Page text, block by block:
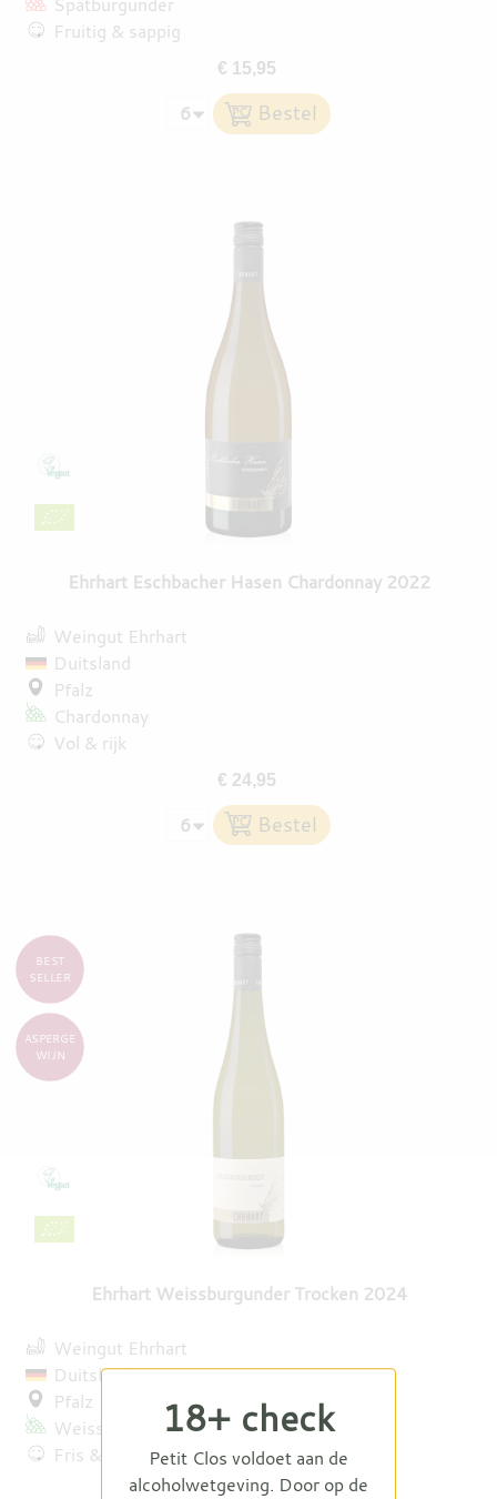
Fruitig & sappig
€ 15,95
Ehrhart Eschbacher Hasen Chardonnay 2022
Weingut Ehrhart
Duitsland
Pfalz
Chardonnay
Vol & rijk
€ 24,95
Ehrhart Weissburgunder Trocken 2024
BEST
SELLER
ASPERGE
WIJN
Weingut Ehrhart
Duitsland
Pfalz
Weissburgunder
Fris & energiek
€ 13,95
18+ check
Petit Clos voldoet aan de
alcoholwetgeving. Door op de